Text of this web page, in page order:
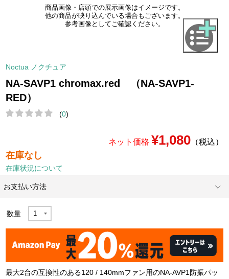
商品画像・店頭での展示画像はイメージです。
他の商品が映り込んでいる場合もございます。
参考画像としてご確認ください。
Noctua ノクチュア
NA-SAVP1 chromax.red （NA-SAVP1-
RED）
(0)
ネット価格 ¥1,080（税込）
在庫なし
在庫状況について
お支払い方法
数量
最大2台の互換性のある120 / 140mmファン用のNA-AVP1防振パッ